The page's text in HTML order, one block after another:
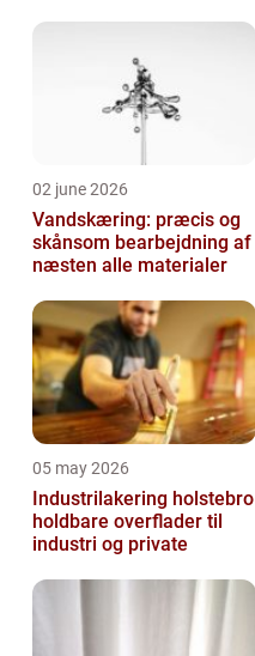
02 june 2026
Vandskæring: præcis og
skånsom bearbejdning af
næsten alle materialer
05 may 2026
Industrilakering holstebro
holdbare overflader til
industri og private